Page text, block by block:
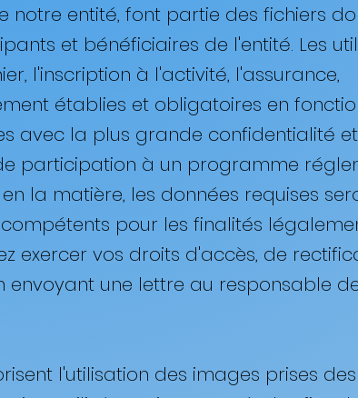
entité, font partie des fichiers
et bénéficiaires de l'entité. Les
l'inscription à l'activité, l'assurance,
établies et obligatoires en
avec la plus grande confidentialité
participation à un programme
la matière, les données requises
pour les finalités
exercer vos droits d'accès, de
une lettre au responsable
l'utilisation des images prises des